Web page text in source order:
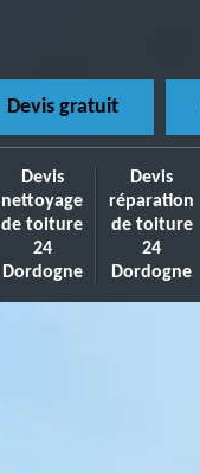
Devis gratuit
Devis
nettoyage
de toiture
24
Dordogne
Devis
réparation
de toiture
24
Dordogne